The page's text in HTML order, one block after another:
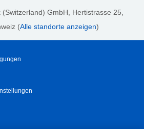
GmbH, Hertistrasse 25,
(Alle standorte anzeigen)